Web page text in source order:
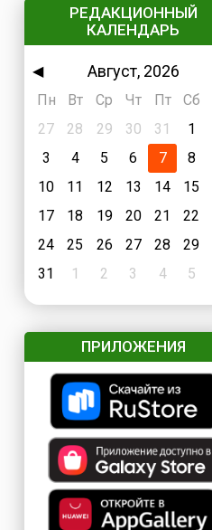
РЕДАКЦИОННЫЙ
КАЛЕНДАРЬ
◀ Август, 2026
Пн
Вт Ср Чт Пт Сб
27
28 29 30 31 1
3
4 5 6 7 8
10
11 12 13 14 15
17
18 19 20 21 22
24
25 26 27 28 29
31
1 2 3 4 5
ПРИЛОЖЕНИЯ